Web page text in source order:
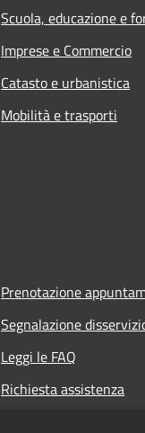
Scuola, educazione e
Imprese e Commercio
Catasto e urbanistica
Mobilità e trasporti
Prenotazione
Segnalazione
Leggi le FAQ
Richiesta assistenza